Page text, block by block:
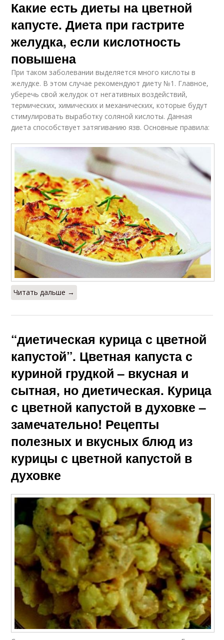
Какие есть диеты на цветной
капусте. Диета при гастрите
желудка, если кислотность
повышена
При таком заболевании выделяется много кислоты в
желудке. В этом случае рекомендуют диету №1. Главное,
уберечь свой желудок от негативных воздействий,
термических, химических и механических, которые будут
стимулировать выработку соляной кислоты. Данная
диета способствует затягиванию язв. Основные правила:
Читать дальше →
“диетическая курица с цветной
капустой”. Цветная капуста с
куриной грудкой – вкусная и
сытная, но диетическая. Курица
с цветной капустой в духовке –
замечательно! Рецепты
полезных и вкусных блюд из
курицы с цветной капустой в
духовке